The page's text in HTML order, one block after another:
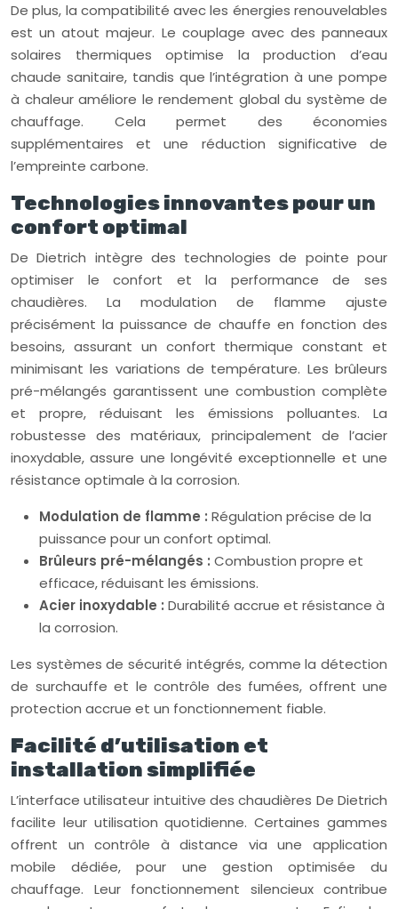
De plus, la compatibilité avec les énergies renouvelables
est un atout majeur. Le couplage avec des panneaux
solaires thermiques optimise la production d’eau
chaude sanitaire, tandis que l’intégration à une pompe
à chaleur améliore le rendement global du système de
chauffage. Cela permet des économies
supplémentaires et une réduction significative de
l’empreinte carbone.
Technologies innovantes pour un
confort optimal
De Dietrich intègre des technologies de pointe pour
optimiser le confort et la performance de ses
chaudières. La modulation de flamme ajuste
précisément la puissance de chauffe en fonction des
besoins, assurant un confort thermique constant et
minimisant les variations de température. Les brûleurs
pré-mélangés garantissent une combustion complète
et propre, réduisant les émissions polluantes. La
robustesse des matériaux, principalement de l’acier
inoxydable, assure une longévité exceptionnelle et une
résistance optimale à la corrosion.
Modulation de flamme : Régulation précise de la
puissance pour un confort optimal.
Brûleurs pré-mélangés : Combustion propre et
efficace, réduisant les émissions.
Acier inoxydable : Durabilité accrue et résistance à
la corrosion.
Les systèmes de sécurité intégrés, comme la détection
de surchauffe et le contrôle des fumées, offrent une
protection accrue et un fonctionnement fiable.
Facilité d’utilisation et
installation simplifiée
L’interface utilisateur intuitive des chaudières De Dietrich
facilite leur utilisation quotidienne. Certaines gammes
offrent un contrôle à distance via une application
mobile dédiée, pour une gestion optimisée du
chauffage. Leur fonctionnement silencieux contribue